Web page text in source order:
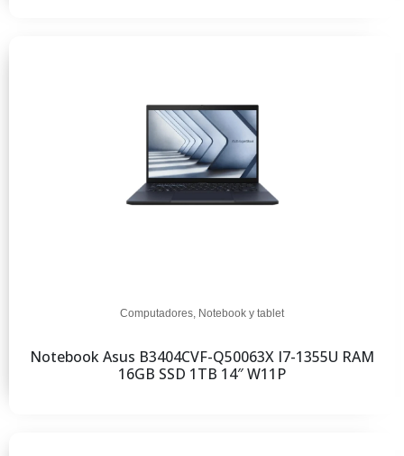
Computadores, Notebook y tablet
Notebook Asus B3404CVF-Q50063X I7-1355U RAM
16GB SSD 1TB 14″ W11P